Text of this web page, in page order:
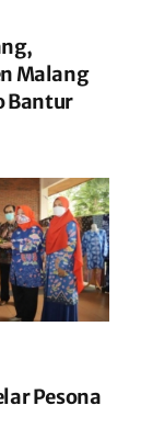
Malang
Bantur
Pesona